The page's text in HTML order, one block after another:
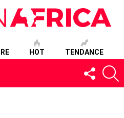
HOT TENDANCE
SUIVEZ-
NOUS